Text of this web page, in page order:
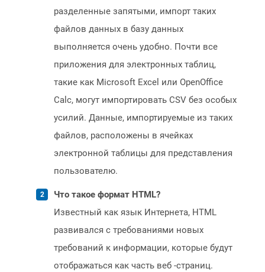
разделенные запятыми, импорт таких
файлов данных в базу данных
выполняется очень удобно. Почти все
приложения для электронных таблиц,
такие как Microsoft Excel или OpenOffice
Calc, могут импортировать CSV без особых
усилий. Данные, импортируемые из таких
файлов, расположены в ячейках
электронной таблицы для представления
пользователю.
Что такое формат HTML?
Известный как язык Интернета, HTML
развивался с требованиями новых
требований к информации, которые будут
отображаться как часть веб -страниц.